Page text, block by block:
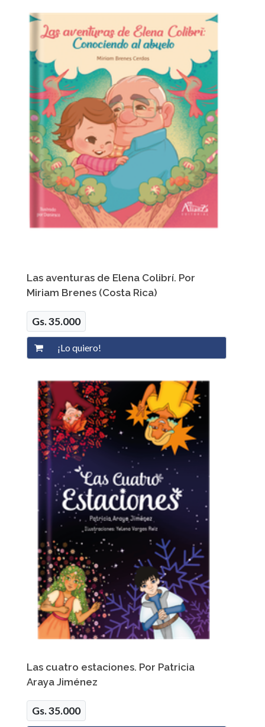
Las aventuras de Elena Colibrí. Por
Miriam Brenes (Costa Rica)
Gs. 35.000
Las cuatro estaciones. Por Patricia
Araya Jiménez
Gs. 35.000